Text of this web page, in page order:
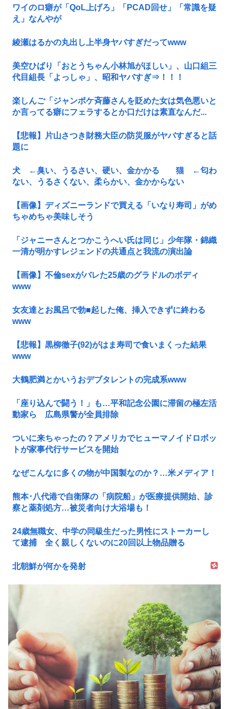
ワイのロ癖が「QoL上げろ」「PCAD回せ」「常識を疑
え」なんやが
綾瀬はるかの丸出し上半身ヤバすぎだってwww
美空ひばり「おとうちゃん小林旭がほしい」、山口組三
代目組長「よっしゃ」、昭和ヤバすぎ⇒！！！
楽しんご「ジャンポケ斉藤さんを貶めた女は気色悪いと
か言ってる癖にフェラするとか口だけは素直なんだ...
【悲報】片山さつき財務大臣の防災服がヤバすぎると話
題に
犬 ←臭い、うるさい、硬い、金かかる 猫 ←匂わ
ない、うるさくない、柔らかい、金かからない
【画像】ディズニーランドで買える「いなり寿司」がめ
ちゃめちゃ美味しそう
「ジャニーさんとつかこうへい氏は同じ」少年隊・錦織
一清が明かすレジェンドの共通点と我流の演出論
【画像】不倫sexがバレた25歳のグラドルのボディ
www
女友達とお風呂で勃■起した俺、挿入できずに終わる
www
【悲報】黒柳徹子(92)がはま寿司で食いまくった結果
www
大鶴肥満とかいうおデブタレントの完成系www
「座り込んで闘う！」も…平和記念公園に滞留の極左活
動家ら 広島県警が全員排除
ついに来ちゃったの？アメリカでヒューマノイドロボッ
トが家事代行サービスを開始
なぜこんなに多くの物が中国製なのか？…米メディア！
熊本･八代港で自衛隊の「病院船」が医療提供開始、診
察と薬剤処方…被災者向け大浴場も！
24歳無職女、中学の同級生だった男性にストーカーし
て逮捕 全く親しくないのに20回以上物品贈る
北朝鮮が何かを発射